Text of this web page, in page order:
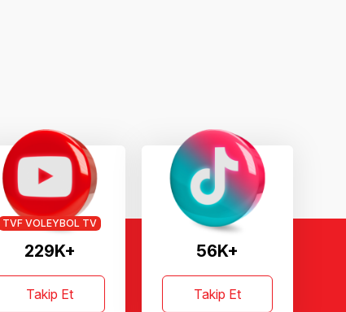
229K+
TVF VOLEYBOL TV
Takip Et
56K+
Takip Et